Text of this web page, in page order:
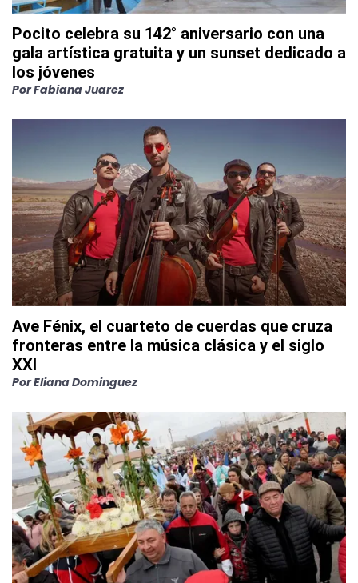
Pocito celebra su 142° aniversario con una
gala artística gratuita y un sunset dedicado a
los jóvenes
PorFabiana Juarez
Ave Fénix, el cuarteto de cuerdas que cruza
fronteras entre la música clásica y el siglo
XXI
PorEliana Dominguez